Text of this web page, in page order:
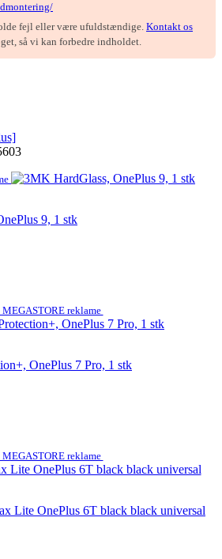
fejl eller være ufuldstændige. Kontakt os
så vi kan forbedre indholdet.
9, 1 stk
MEGASTORE reklame
OnePlus 7 Pro, 1 stk
MEGASTORE reklame
Lite OnePlus 6T black black universal